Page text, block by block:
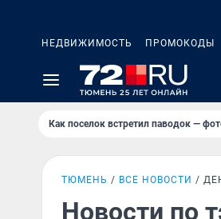
НЕДВИЖИМОСТЬ ПРОМОКОДЫ
Как поселок встретил паводок —
ТЮМЕНЬ ВСЕ НОВОСТИ
Новости по